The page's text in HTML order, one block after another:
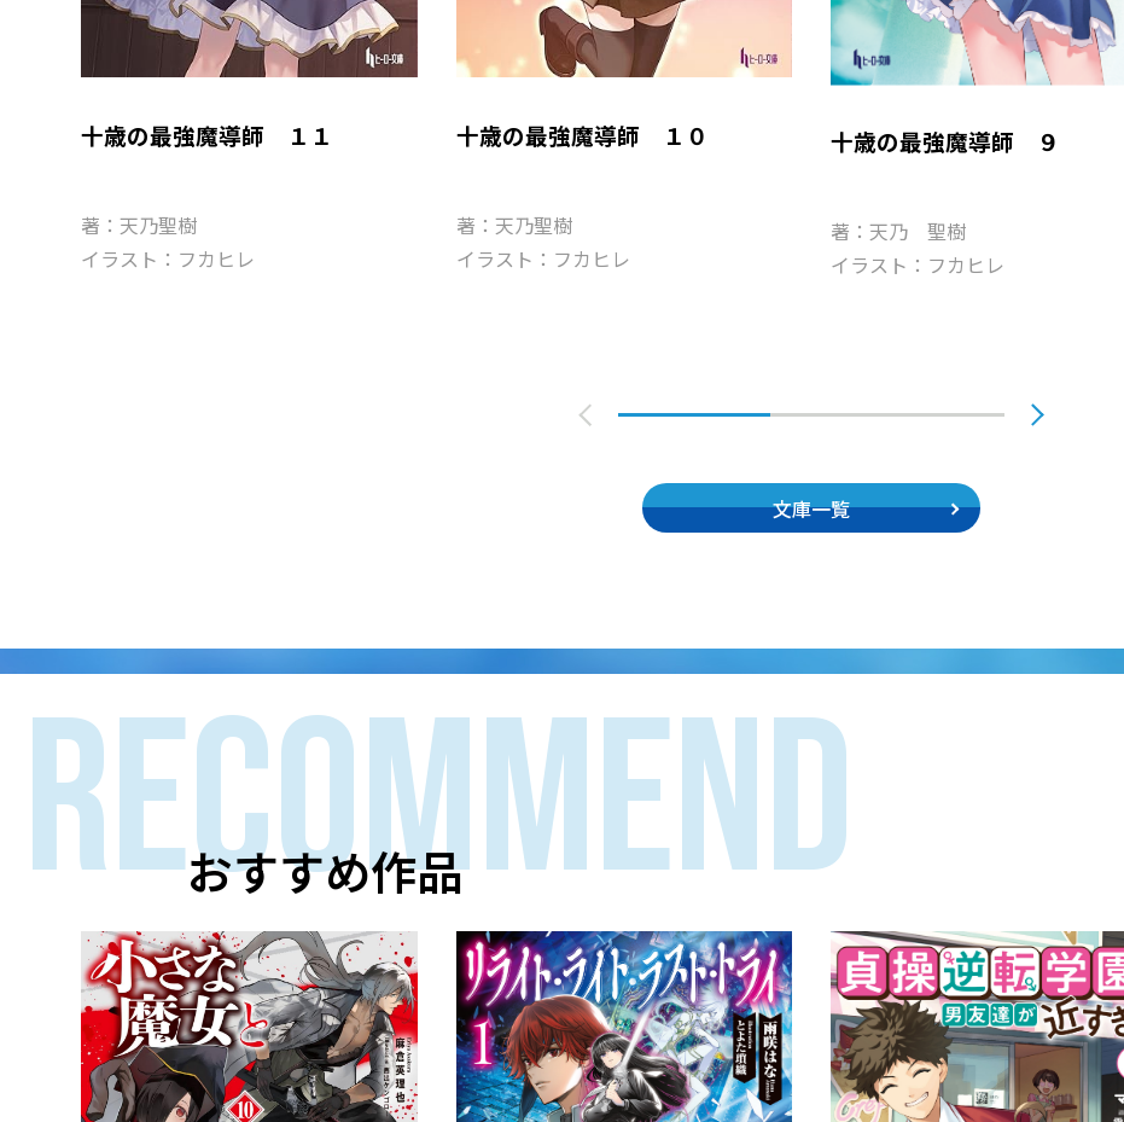
十歳の最強魔導師 １１
著：天乃聖樹
イラスト：フカヒレ
十歳の最強魔導師 １０
著：天乃聖樹
イラスト：フカヒレ
十歳の最強魔導師 ９
著：天乃 聖樹
イラスト：フカヒレ
文庫一覧
RECOMMEND
おすすめ作品